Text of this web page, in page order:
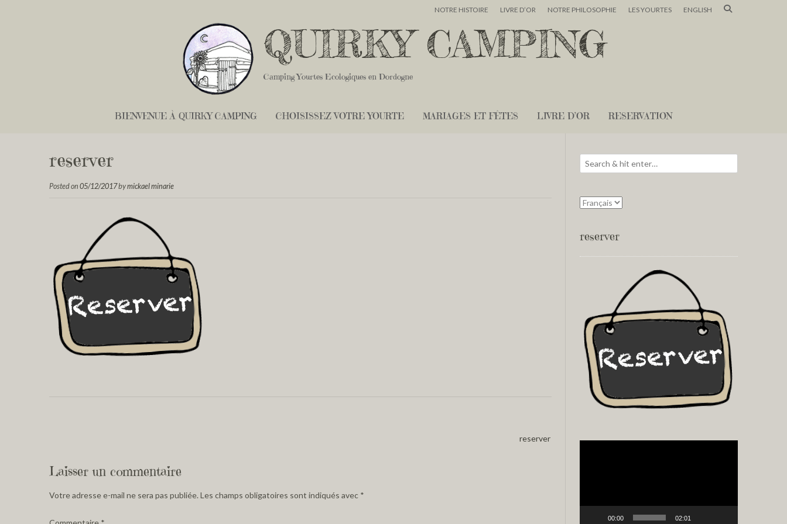
NOTRE HISTOIRE LIVRE D’OR NOTRE PHILOSOPHIE LES YOURTES ENGLISH
QUIRKY CAMPING
Camping Yourtes Ecologiques en Dordogne
BIENVENUE À QUIRKY CAMPING CHOISISSEZ VOTRE YOURTE MARIAGES ET FÊTES LIVRE D’OR RESERVATION
reserver
Posted on 05/12/2017bymickael minarie
reserver
Laisser un commentaire
Votre adresse e-mail ne sera pas publiée. Les champs obligatoires sont indiqués avec *
reserver
00:00 02:01